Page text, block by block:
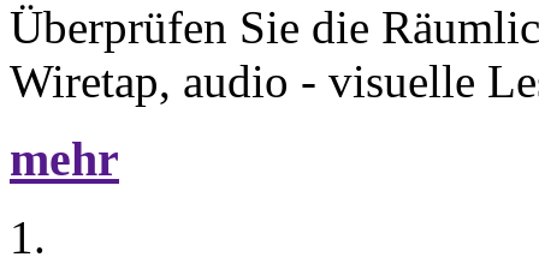
Überprüfen Sie die
Wiretap, audio - visuelle
mehr